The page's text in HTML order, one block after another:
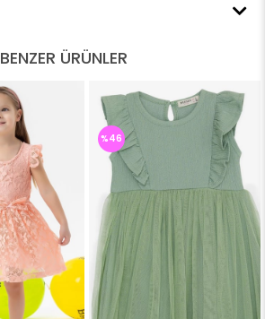
BENZER ÜRÜNLER
%46